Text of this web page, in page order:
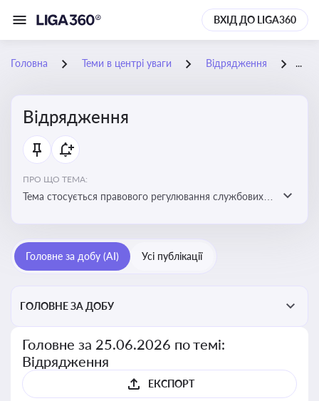
ВХІД ДО LIGA360
Головна Теми в центрі уваги Відрядження 25-
Відрядження
ПРО ЩО ТЕМА:
Тема стосується правового регулювання службових
Головне за добу (AI) Усі публікації
ГОЛОВНЕ ЗА ДОБУ
Головне за 25.06.2026 по темі:
Відрядження
ЕКСПОРТ